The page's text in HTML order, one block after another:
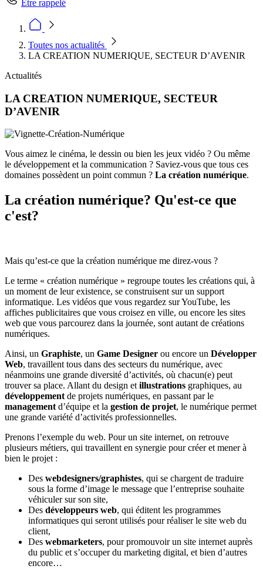
Être rappelé
Toutes nos actualités
LA CREATION NUMERIQUE, SECTEUR D’AVENIR
Actualités
LA CREATION NUMERIQUE, SECTEUR
D’AVENIR
Vous aimez le cinéma, le dessin ou bien les jeux vidéo ? Ou même
le développement et la communication ? Saviez-vous que tous ces
domaines possèdent un point commun ? La création numérique.
La création numérique? Qu'est-ce que
c'est?
Mais qu’est-ce que la création numérique me direz-vous ?
Le terme « création numérique » regroupe toutes les créations qui, à
un moment de leur existence, se construisent sur un support
informatique. Les vidéos que vous regardez sur YouTube, les
affiches publicitaires que vous croisez en ville, ou encore les sites
web que vous parcourez dans la journée, sont autant de créations
numériques.
Ainsi, un Graphiste, un Game Designer ou encore un Développer
Web, travaillent tous dans des secteurs du numérique, avec
néanmoins une grande diversité d’activités, où chacun(e) peut
trouver sa place. Allant du design et illustrations graphiques, au
développement de projets numériques, en passant par le
management d’équipe et la gestion de projet, le numérique permet
une grande variété d’activités professionnelles.
Prenons l’exemple du web. Pour un site internet, on retrouve
plusieurs métiers, qui travaillent en synergie pour créer et mener à
bien le projet :
Des webdesigners/graphistes, qui se chargent de traduire
sous la forme d’image le message que l’entreprise souhaite
véhiculer sur son site,
Des développeurs web, qui éditent les programmes
informatiques qui seront utilisés pour réaliser le site web du
client,
Des webmarketers, pour promouvoir un site internet auprès
du public et s’occuper du marketing digital, et bien d’autres
encore…